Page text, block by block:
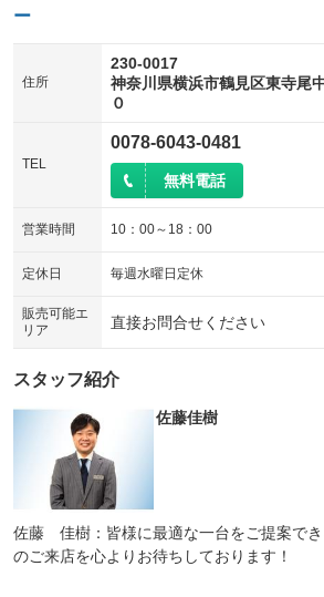
：装備なし
サイドカメラ ルー
：装備
ー
住所
230-0017
神奈川県横浜市鶴見区東寺尾
０
TEL
0078-6043-0481
無料電話
営業時間 10：00～18：00
定休日 毎週水曜日定休
販売可能エ
リア
直接お問合せください
スタッフ紹介
佐藤佳樹
佐藤 佳樹：皆様に最適な一台をご提案で
のご来店を心よりお待ちしております！